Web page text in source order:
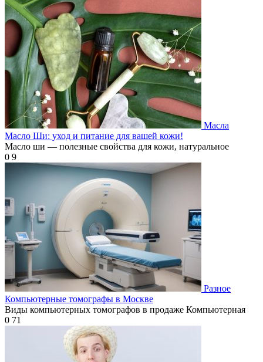
Масла
Масло Ши: уход и питание для вашей кожи!
Масло ши — полезные свойства для кожи, натуральное
0 9
Разное
Компьютерные томографы в Москве
Виды компьютерных томографов в продаже Компьютерная
0 71